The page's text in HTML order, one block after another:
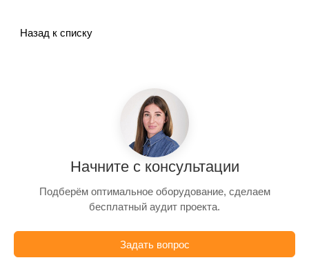
Назад к списку
Начните с консультации
Подберём оптимальное оборудование, сделаем
бесплатный аудит проекта.
Задать вопрос